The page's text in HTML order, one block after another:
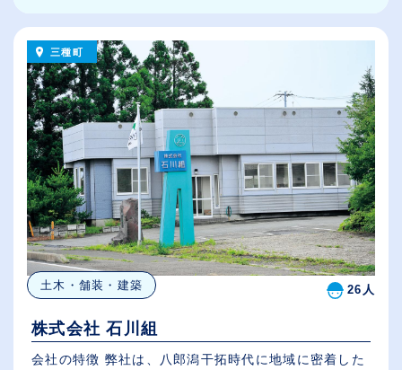
三種町
土木・舗装・建築 26人
株式会社 石川組
会社の特徴 弊社は、八郎潟干拓時代に地域に密着した